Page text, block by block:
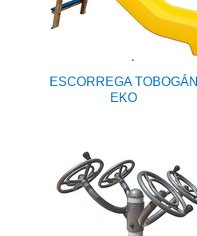
ESCORREGA TOBOGÁN
EKO